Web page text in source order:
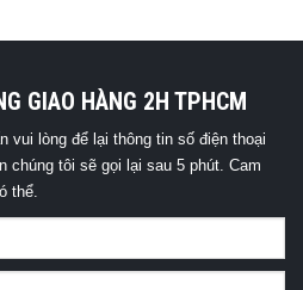
GIAO HÀNG 2H TPHCM
vui lòng để lại thông tin số điện thoại
chúng tôi sẽ gọi lại sau 5 phút. Cam
thể.